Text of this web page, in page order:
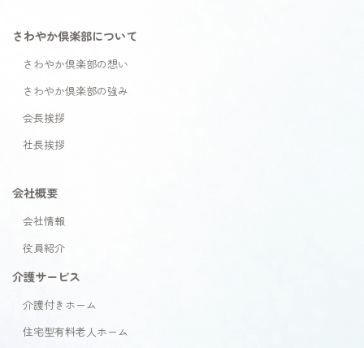
さわやか倶楽部について
さわやか倶楽部の想い
さわやか倶楽部の強み
会長挨拶
社長挨拶
会社概要
会社情報
役員紹介
介護サービス
介護付きホーム
住宅型有料老人ホーム